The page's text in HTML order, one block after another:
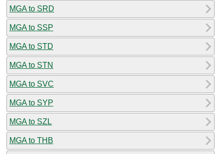
MGA to SRD
MGA to SSP
MGA to STD
MGA to STN
MGA to SVC
MGA to SYP
MGA to SZL
MGA to THB